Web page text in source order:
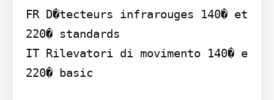
FR D�tecteurs infrarouges 140� et
220� standards
IT Rilevatori di movimento 140� e
220� basic